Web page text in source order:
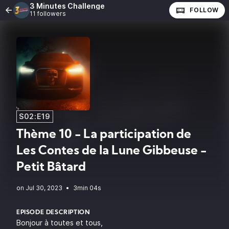
3 Minutes Challenge
11 followers FOLLOW
S02:E19
Thème 10 - La participation de
Les Contes de la Lune Gibbeuse -
Petit Bâtard
• 3min 04s
EPISODE DESCRIPTION
Bonjour à toutes et tous,